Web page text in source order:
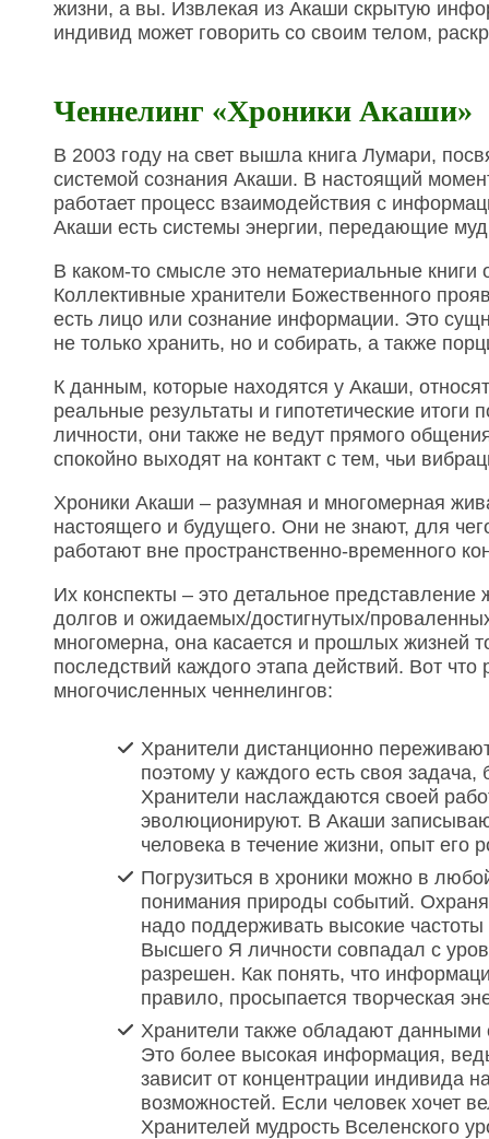
жизни, а вы. Извлекая из Акаши скрытую
индивид может говорить со своим телом,
Ченнелинг «Хроники Акаши»
В 2003 году на свет вышла книга Лумари,
системой сознания Акаши. В настоящий
работает процесс взаимодействия с
Акаши есть системы энергии, передающие
В каком-то смысле это нематериальные
Коллективные хранители Божественного
есть лицо или сознание информации. Это
не только хранить, но и собирать, а также
К данным, которые находятся у Акаши,
реальные результаты и гипотетические
личности, они также не ведут прямого
спокойно выходят на контакт с тем, чьи
Хроники Акаши – разумная и многомерная
настоящего и будущего. Они не знают, для
работают вне пространственно-временного
Их конспекты – это детальное
долгов и ожидаемых/достигнутых/
многомерна, она касается и прошлых жизней
последствий каждого этапа действий. Вот
многочисленных ченнелингов:
Хранители дистанционно
поэтому у каждого есть своя
Хранители наслаждаются своей
эволюционируют. В Акаши
человека в течение жизни, опыт его
Погрузиться в хроники можно в
понимания природы событий.
надо поддерживать высокие
Высшего Я личности совпадал с
разрешен. Как понять, что
правило, просыпается творческая
Хранители также обладают
Это более высокая информация,
зависит от концентрации индивида
возможностей. Если человек хочет
Хранителей мудрость Вселенского